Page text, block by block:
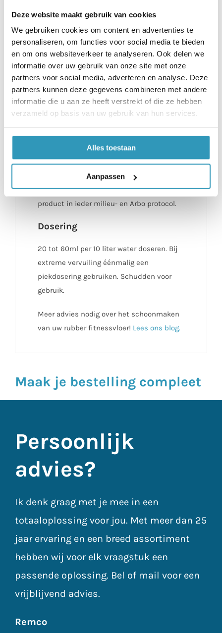
Deze website maakt gebruik van cookies
We gebruiken cookies om content en advertenties te
personaliseren, om functies voor social media te bieden
en om ons websiteverkeer te analyseren. Ook delen we
informatie over uw gebruik van onze site met onze
partners voor social media, adverteren en analyse. Deze
partners kunnen deze gegevens combineren met andere
informatie die u aan ze heeft verstrekt of die ze hebben
verzameld op basis van uw gebruik van hun services.
Alles toestaan
Aanpassen
Bos Rubber Sport Floor Cleaner
De cleaner is een reiniger voor dagelijks
gebruik. De aanwezige geur neutralisering
wordt ondersteund door een scala aan
onschadelijke micro organismen en zorgt
voor optimale reiniging. Verwijdert
permanent hinderlijke geuren en heeft een
verfrissende werking. De unieke bacteriële
actie van het product werkt ook tussen de
schoonmaakbeurten door. Het zorgt er
zelfs voor dat na reiniging vervuiling tot
het minimum wordt beperkt. Door het
ontbreken van P- en H- zinnen past dit
product in ieder milieu- en Arbo protocol.
Dosering
20 tot 60ml per 10 liter water doseren. Bij
extreme vervuiling éénmalig een
piekdosering gebruiken. Schudden voor
gebruik.
Meer advies nodig over het schoonmaken
van uw rubber fitnessvloer! Lees ons blog.
Maak je bestelling compleet
Persoonlijk
advies?
Ik denk graag met je mee in een
totaaloplossing voor jou. Met meer dan 25
jaar ervaring en een breed assortiment
hebben wij voor elk vraagstuk een
passende oplossing. Bel of mail voor een
vrijblijvend advies.
Remco